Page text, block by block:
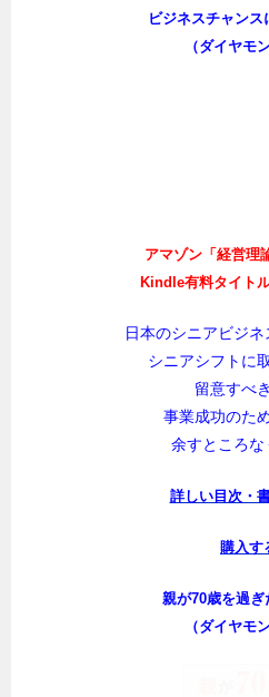
ビジネスチャンス
（ダイヤモ
アマゾン「経営理
Kindle有料タイト
日本のシニアビジ
シニアシフトに
留意すべ
事業成功のた
余すところな
詳しい目次・
購入す
親が70歳を過ぎ
（ダイヤモ